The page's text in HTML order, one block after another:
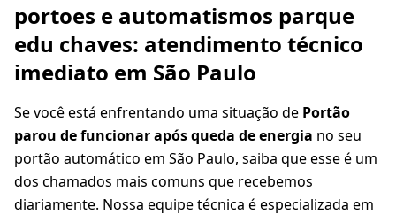
portoes e automatismos parque
edu chaves: atendimento técnico
imediato em São Paulo
Se você está enfrentando uma situação de Portão
parou de funcionar após queda de energia no seu
portão automático em São Paulo, saiba que esse é um
dos chamados mais comuns que recebemos
diariamente. Nossa equipe técnica é especializada em